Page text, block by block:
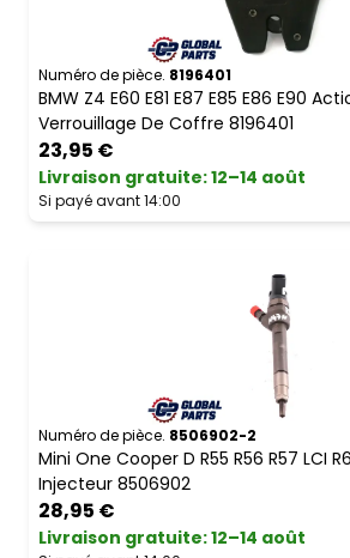
Numéro de pièce. 8196401
BMW Z4 E60 E81 E87 E85 E86 E90
Verrouillage De Coffre 8196401
23,95 €
Livraison gratuite:12–14 août
Si payé avant 14:00
Numéro de pièce. 8506902-2
Mini One Cooper D R55 R56 R57 LCI
Injecteur 8506902
28,95 €
Livraison gratuite:12–14 août